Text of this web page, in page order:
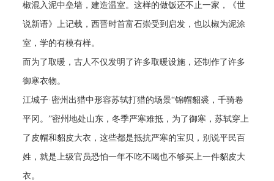
椒混入泥中垒墙，建造温室。这样的做饭还不止一家，《世
说新语》上记载，西晋时首富石崇受到启发，也以椒为泥涂
室，学的有模有样。
而为了取暖，古人不仅发明了许多取暖设施，还制作了许多
御寒衣物。
江城子·密州出猎中形容苏轼打猎的场景“锦帽貂裘，千骑卷
平冈。”密州地处山东，冬季严寒难抵，为了御寒，苏轼穿上
了皮帽和貂皮大衣，这些都是抵抗严寒的宝贝，别说平民百
姓，就是上级官员恐怕一年不吃不喝也不够买上一件貂皮大
衣。